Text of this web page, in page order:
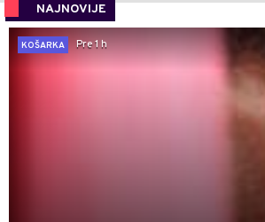
NAJNOVIJE
KOŠARKA
Pre 1 h